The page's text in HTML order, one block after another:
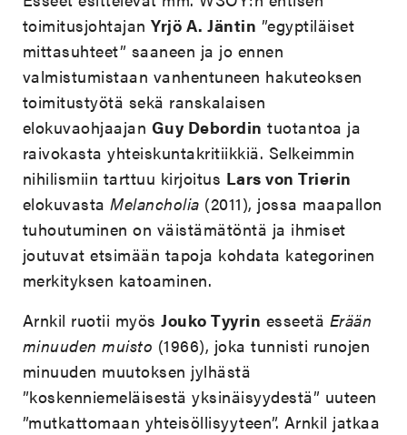
toimitusjohtajanYrjö A. Jäntin ”egyptiläiset
mittasuhteet” saaneen ja jo ennen
valmistumistaan vanhentuneen hakuteoksen
toimitustyötä sekä ranskalaisen
elokuvaohjaajan Guy Debordin tuotantoa ja
raivokasta yhteiskuntakritiikkiä. Selkeimmin
nihilismiin tarttuu kirjoitus Lars von Trierin
elokuvastaMelancholia (2011), jossa maapallon
tuhoutuminen on väistämätöntä ja ihmiset
joutuvat etsimään tapoja kohdata kategorinen
merkityksen katoaminen.
Arnkil ruotii myösJouko Tyyrin esseetä Erään
minuuden muisto (1966), joka tunnisti runojen
minuuden muutoksen jylhästä
”koskenniemeläisestä yksinäisyydestä” uuteen
”mutkattomaan yhteisöllisyyteen”. Arnkil jatkaa